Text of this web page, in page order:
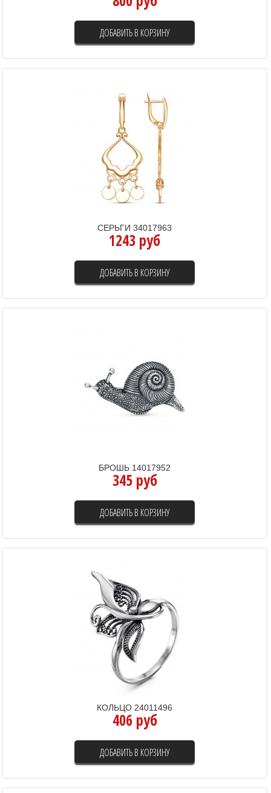
ДОБАВИТЬ В КОРЗИНУ
СЕРЬГИ 34017963
1243 руб
ДОБАВИТЬ В КОРЗИНУ
БРОШЬ 14017952
345 руб
ДОБАВИТЬ В КОРЗИНУ
КОЛЬЦО 24011496
406 руб
ДОБАВИТЬ В КОРЗИНУ